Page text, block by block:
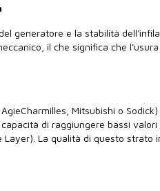
generatore e la stabilità
il che significa che
Mitsubishi o
di raggiungere bassi
La qualità di questo